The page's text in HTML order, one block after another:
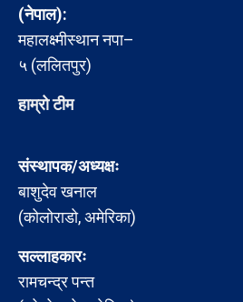
(नेपाल):
महालक्ष्मीस्थान नपा–
५ (ललितपुर)
हाम्रो टीम
संस्थापक/अध्यक्षः
बाशुदेव खनाल
(कोलोराडो, अमेरिका)
सल्लाहकारः
रामचन्द्र पन्त